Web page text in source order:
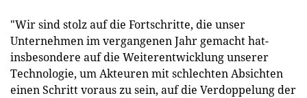
"Wir sind stolz auf die Fortschritte, die unser
Unternehmen im vergangenen Jahr gemacht hat-
insbesondere auf die Weiterentwicklung unserer
Technologie, um Akteuren mit schlechten Absichten
einen Schritt voraus zu sein, auf die Verdoppelung der